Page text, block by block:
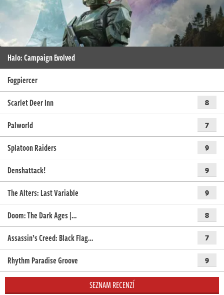
Halo: Campaign Evolved
Fogpiercer
Scarlet Deer Inn
8
Palworld 7
Splatoon Raiders 9
Denshattack! 9
The Alters: Last Variable 9
Doom: The Dark Ages |… 8
Assassin’s Creed: Black Flag… 7
Rhythm Paradise Groove 9
SEZNAM RECENZÍ